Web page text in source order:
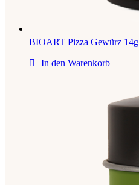
BIOART Pizza Gewürz 14g
In den Warenkorb